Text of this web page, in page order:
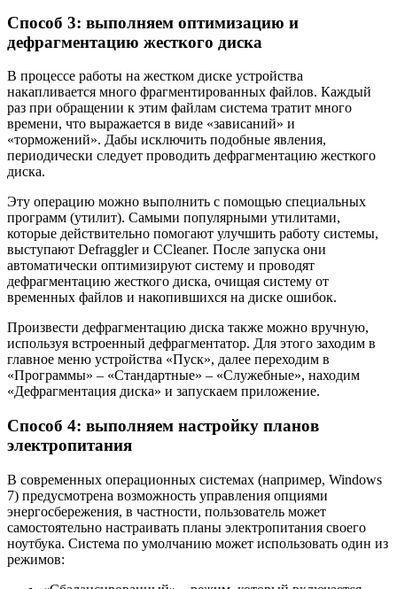
Способ 3: выполняем оптимизацию и
дефрагментацию жесткого диска
В процессе работы на жестком диске устройства
накапливается много фрагментированных файлов. Каждый
раз при обращении к этим файлам система тратит много
времени, что выражается в виде «зависаний» и
«торможений». Дабы исключить подобные явления,
периодически следует проводить дефрагментацию жесткого
диска.
Эту операцию можно выполнить с помощью специальных
программ (утилит). Самыми популярными утилитами,
которые действительно помогают улучшить работу системы,
выступают Defraggler и CCleaner. После запуска они
автоматически оптимизируют систему и проводят
дефрагментацию жесткого диска, очищая систему от
временных файлов и накопившихся на диске ошибок.
Произвести дефрагментацию диска также можно вручную,
используя встроенный дефрагментатор. Для этого заходим в
главное меню устройства «Пуск», далее переходим в
«Программы» – «Стандартные» – «Служебные», находим
«Дефрагментация диска» и запускаем приложение.
Способ 4: выполняем настройку планов
электропитания
В современных операционных системах (например, Windows
7) предусмотрена возможность управления опциями
энергосбережения, в частности, пользователь может
самостоятельно настраивать планы электропитания своего
ноутбука. Система по умолчанию может использовать один из
режимов: